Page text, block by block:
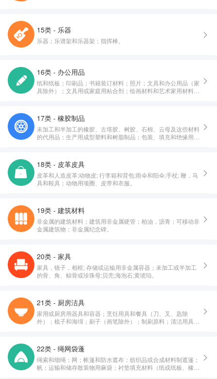
15类 - 乐器
乐器；乐谱架和乐器架；指挥棒。
16类 - 办公用品
纸和纸板；印刷品；书籍装订材料；照片；文具和办公用品（家
具除外）；文具用或家庭用粘合剂；绘画材料和艺术家用材料；
17类 - 橡胶制品
未加工和半加工的橡胶、古塔胶、树胶、石棉、云母及这些材料
的代用品；生产用成型塑料和树脂制品；包装、填充和绝缘用材
18类 - 皮革皮具
皮革和人造皮革;动物皮; 行李箱和背包;雨伞和阳伞;手杖; 鞭，马
具和鞍具；动物用项圈、皮带和衣服。
19类 - 建筑材料
非金属的建筑材料；建筑用非金属硬管；柏油，沥青；可移动非
金属建筑物；非金属纪念碑。
20类 - 家具
家具，镜子，相框; 存储或运输用非金属容器；未加工或半加工
的骨、角、鲸骨或珍珠母;贝壳;海泡石;黄琥珀。
21类 - 厨房洁具
家用或厨房用器具和容器；烹饪用具和餐具（刀、叉、匙除
外）；梳子和海绵；刷子（画笔除外）；制刷原料；清洁用具；
22类 - 绳网袋蓬
绳索和细绳；网；帐篷和防水遮布；纺织品或合成材料制遮篷；
帆；运输和储存散装物用麻袋；衬垫填充材料（纸或纸板、橡